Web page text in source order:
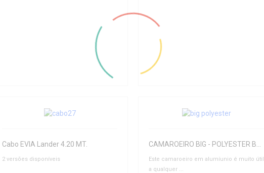
Cabo EVIA Lander 4.20 MT.
2 versões disponíveis
Este camaroeiro em alumíunio é muito útil
a qualquer ...